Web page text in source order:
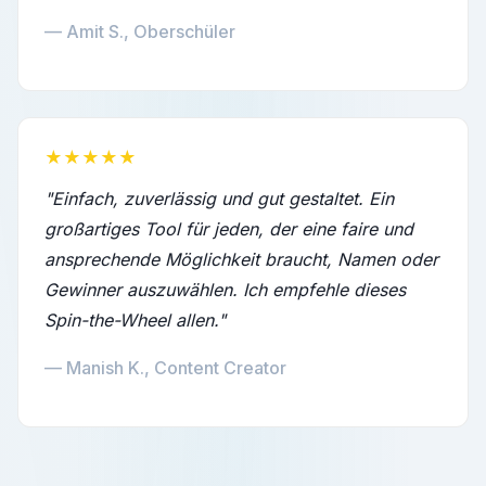
— Amit S., Oberschüler
★★★★★
"Einfach, zuverlässig und gut gestaltet. Ein
großartiges Tool für jeden, der eine faire und
ansprechende Möglichkeit braucht, Namen oder
Gewinner auszuwählen. Ich empfehle dieses
Spin-the-Wheel allen."
— Manish K., Content Creator